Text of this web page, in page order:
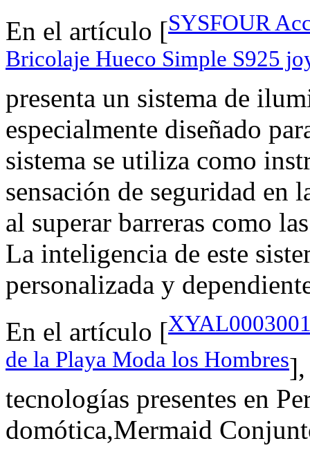
En el artículo [SYSFOUR
Bricolaje Hueco Simple S925
presenta un sistema de
especialmente diseñado
sistema se utiliza como
sensación de seguridad en
al superar barreras como
La inteligencia de este
personalizada y
En el artículo [
de la Playa Moda los Hombres],
tecnologías presentes en
domótica,Mermaid